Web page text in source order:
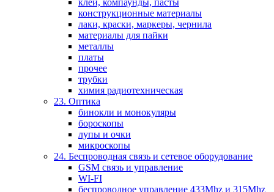
клеи, компаунды, пасты
конструкционные материалы
лаки, краски, маркеры, чернила
материалы для пайки
металлы
платы
прочее
трубки
химия радиотехническая
23. Оптика
бинокли и монокуляры
бороскопы
лупы и очки
микроскопы
24. Беспроводная связь и сетевое оборудование
GSM связь и управление
WI-FI
беспроводное управление 433Mhz и 315Mhz